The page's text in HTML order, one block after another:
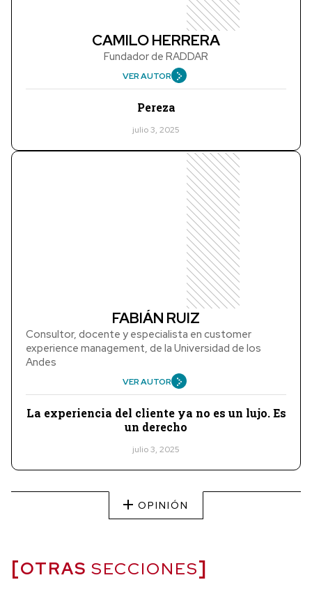
CAMILO HERRERA
Fundador de RADDAR
VER AUTOR
Pereza
julio 3, 2025
FABIÁN RUIZ
Consultor, docente y especialista en customer
experience management, de la Universidad de los
Andes
VER AUTOR
La experiencia del cliente ya no es un lujo. Es
un derecho
julio 3, 2025
OPINIÓN
OTRAS SECCIONES